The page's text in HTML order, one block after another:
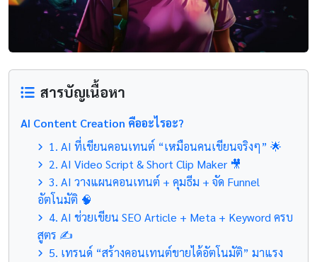
สารบัญเนื้อหา
AI Content Creation คืออะไรอะ?
1. AI ที่เขียนคอนเทนต์ “เหมือนคนเขียนจริงๆ” 🌟
2. AI Video Script & Short Clip Maker 🎥
3. AI วางแผนคอนเทนต์ + คุมธีม + จัด Funnel
อัตโนมัติ 🧠
4. AI ช่วยเขียน SEO Article + Meta + Keyword ครบ
สูตร ✍️
5. เทรนด์ “สร้างคอนเทนต์ขายได้อัตโนมัติ” มาแรง